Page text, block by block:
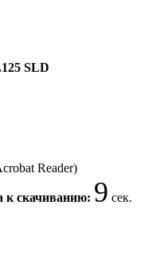
SLD
Reader)
к скачиванию: 9 сек.